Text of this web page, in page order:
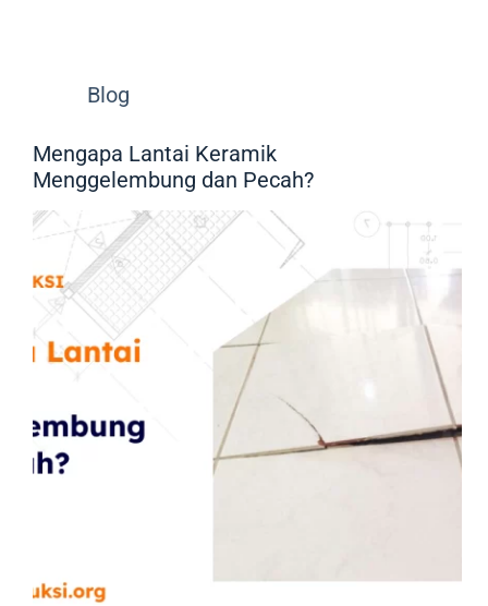
Blog
Mengapa Lantai Keramik
Menggelembung dan Pecah?